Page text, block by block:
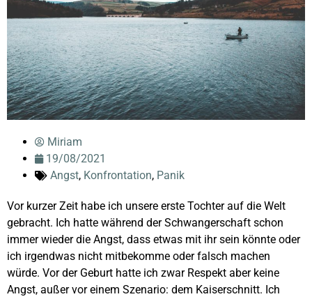
Miriam
19/08/2021
Angst, Konfrontation, Panik
Vor kurzer Zeit habe ich unsere erste Tochter auf die Welt
gebracht. Ich hatte während der Schwangerschaft schon
immer wieder die Angst, dass etwas mit ihr sein könnte oder
ich irgendwas nicht mitbekomme oder falsch machen
würde. Vor der Geburt hatte ich zwar Respekt aber keine
Angst, außer vor einem Szenario: dem Kaiserschnitt. Ich